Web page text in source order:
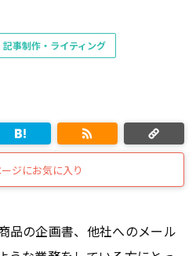
記事制作・ライティング
ジにお気に入り
品の企画書、他社へのメール